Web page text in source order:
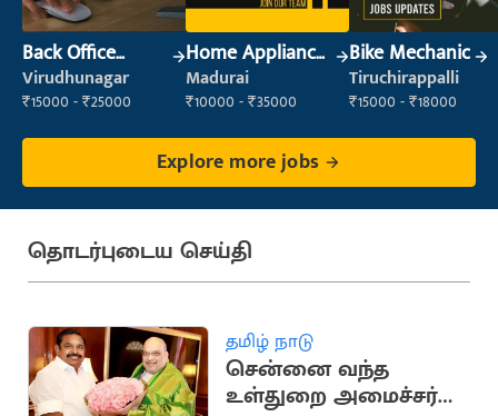
Back Office
Executive
(Administration)
Virudhunagar
₹15000 - ₹25000
Home Appliance
/ Service
Technician
Madurai
₹10000 - ₹35000
Bike Mechanic
Tiruchirappalli
₹15000 - ₹18000
Explore more jobs
தொடர்புடைய செய்தி
தமிழ் நாடு
சென்னை வந்த
உள்துறை அமைச்சர்